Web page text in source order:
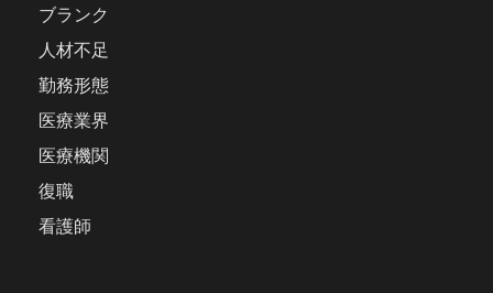
ブランク
人材不足
勤務形態
医療業界
医療機関
復職
看護師